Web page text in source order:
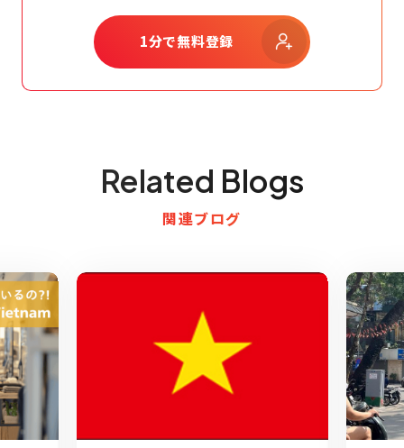
1分で無料登録
Related Blogs
関連ブログ